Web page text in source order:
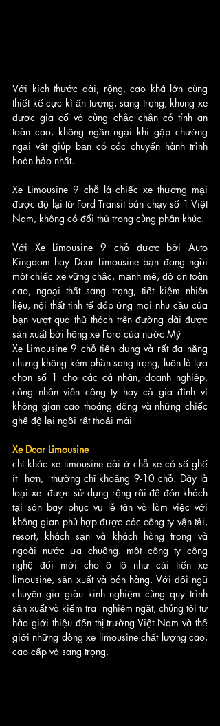
Với kích thước dài, rộng, cao khá lớn cùng
thiết kế cực kì ấn tượng, sang trọng, khung xe
được gia cố vô cùng chắc chắn có tính an
toàn cao, không ngần ngại khi gặp chướng
ngại vật giúp bạn có các chuyến hành trình
hoàn hảo nhất.
Xe Limousine 9 chỗ là chiếc xe thương mại
được độ lại từ Ford Transit bán chạy số 1 Việt
Nam, không có đối thủ trong cùng phân khúc.
Với Xe Limousine 9 chỗ được bởi Auto
Kingdom hay Dcar Limousine bạn đang ngồi
một chiếc xe vững chắc, mạnh mẽ, độ an toàn
cao, ngoại thất sang trọng, tiết kiệm nhiên
liệu, nội thất tinh tế đáp ứng mọi nhu cầu của
bạn vượt qua thử thách trên đường dài được
sản xuất bởi hãng xe Ford của nước Mỹ
Xe Limousine 9 chỗ tiện dụng và rất đa năng
nhưng không kém phần sang trọng, luôn là lựa
chọn số 1 cho các cá nhân, doanh nghiệp,
công nhân viên công ty hay cả gia đình vì
không gian cao thoáng đãng và những chiếc
ghế độ lại ngồi rất thoải mái
Xe Dcar Limousine
chỉ khác xe limousine dài ở chỗ xe có số ghế
ít  hơn,  thường chỉ khoảng 9-10 chỗ. Đây là
loại xe  được sử dụng rộng rãi để đón khách
tại sân bay phục vụ lễ tân và làm việc với
không gian phù hợp được các công ty vận tải,
resort, khách sạn và khách hàng trong và
ngoài nước ưa chuộng. một công ty công
nghệ đổi mới cho ô tô như cải tiến xe
limousine, sản xuất và bán hàng. Với đội ngũ
chuyên gia giàu kinh nghiệm cùng quy trình
sản xuất và kiểm tra  nghiêm ngặt, chúng tôi tự
hào giới thiệu đến thị trường Việt Nam và thế
giới những dòng xe limousine chất lượng cao,
cao cấp và sang trọng.